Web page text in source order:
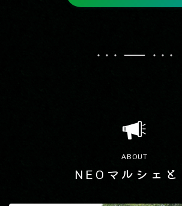
ABOUT
NEOマルシェと